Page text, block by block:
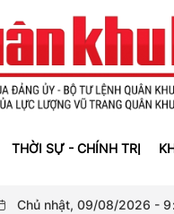
THỜI SỰ - CHÍNH TRỊ
Chủ nhật, 09/08/2026 - 9: